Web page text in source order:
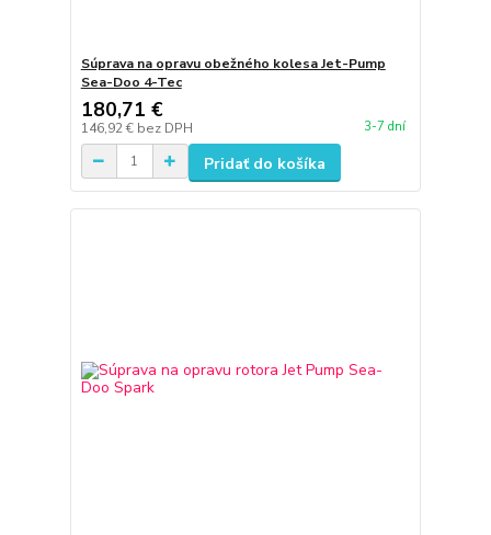
Súprava na opravu obežného kolesa Jet-Pump
Sea-Doo 4-Tec
180,71 €
146,92 € bez DPH 3-7 dní
Pridať do košíka